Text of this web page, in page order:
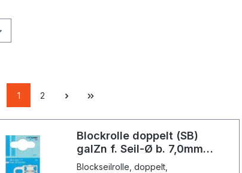
1 2
Blockrolle doppelt (SB)
galZn f. Seil-Ø b. 7,0mm
PÖSAMO
Blockseilrolle, doppelt,